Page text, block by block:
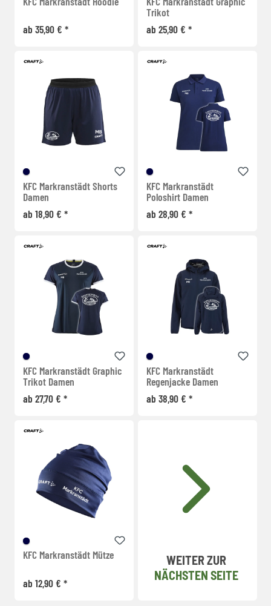
ab 35,90 € *
Trikot
ab 25,90 € *
KFC Markranstädt Shorts
Damen
ab 18,90 € *
KFC Markranstädt
Poloshirt Damen
ab 28,90 € *
KFC Markranstädt Graphic
Trikot Damen
ab 27,70 € *
KFC Markranstädt
Regenjacke Damen
ab 38,90 € *
KFC Markranstädt Mütze
ab 12,90 € *
WEITER ZUR
NÄCHSTEN SEITE